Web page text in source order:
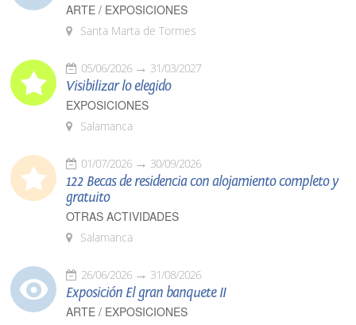
ARTE / EXPOSICIONES
Santa Marta de Tormes
05/06/2026 31/03/2027
Visibilizar lo elegido
EXPOSICIONES
Salamanca
01/07/2026 30/09/2026
122 Becas de residencia con alojamiento completo y
gratuito
OTRAS ACTIVIDADES
Salamanca
26/06/2026 31/08/2026
Exposición El gran banquete II
ARTE / EXPOSICIONES